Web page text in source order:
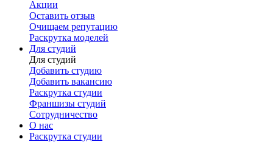
Акции
Оставить отзыв
Очищаем репутацию
Раскрутка моделей
Для студий
Для студий
Добавить студию
Добавить вакансию
Раскрутка студии
Франшизы студий
Сотрудничество
О нас
Раскрутка студии